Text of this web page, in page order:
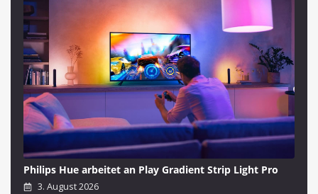
Philips Hue arbeitet an Play Gradient Strip Light Pro
3. August 2026